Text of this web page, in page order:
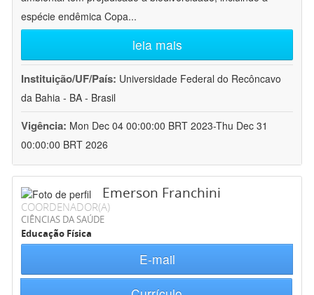
espécie endêmica Copa...
leia mais
Instituição/UF/País: Universidade Federal do Recôncavo
da Bahia - BA - Brasil
Vigência: Mon Dec 04 00:00:00 BRT 2023-Thu Dec 31
00:00:00 BRT 2026
Emerson Franchini
COORDENADOR(A)
CIÊNCIAS DA SAÚDE
Educação Física
E-mail